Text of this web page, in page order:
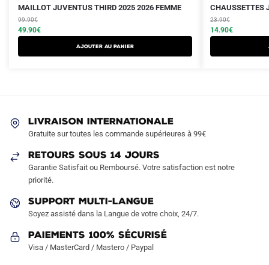
MAILLOT JUVENTUS THIRD 2025 2026 FEMME
99.90€
Le
prix
initial
était :
49.90€
Le
prix
actuel
est :
AJOUTER AU PANIER
Ce
produit
a
être
choisies
sur
page
produit
CHAUSSETTES
23.90€
Le
prix
initial
était :
14.90€
Le
prix
actuel
est :
LIVRAISON INTERNATIONALE
Gratuite sur toutes les commande supérieures à 99€
RETOURS SOUS 14 JOURS
Garantie Satisfait ou Remboursé. Votre satisfaction est notre
priorité.
SUPPORT MULTI-LANGUE
Soyez assisté dans la Langue de votre choix, 24/7.
Paiements 100% Sécurisé
Visa / MasterCard / Mastero / Paypal